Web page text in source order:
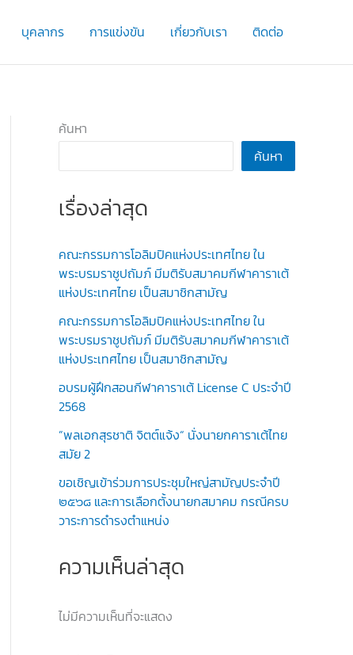
บุคลากร การแข่งขัน เกี่ยวกับเรา ติดต่อ
ค้นหา
ค้นหา
เรื่องล่าสุด
คณะกรรมการโอลิมปิคแห่งประเทศไทย ใน
พระบรมราชูปถัมภ์ มีมติรับสมาคมกีฬาคาราเต้
แห่งประเทศไทย เป็นสมาชิกสามัญ
คณะกรรมการโอลิมปิคแห่งประเทศไทย ใน
พระบรมราชูปถัมภ์ มีมติรับสมาคมกีฬาคาราเต้
แห่งประเทศไทย เป็นสมาชิกสามัญ
อบรมผู้ฝึกสอนกีฬาคาราเต้ License C ประจำปี
2568
”พลเอกสุรชาติ จิตต์แจ้ง“ นั่งนายกคาราเต้ไทย
สมัย 2
ขอเชิญเข้าร่วมการประชุมใหญ่สามัญประจำปี
๒๕๖๘ และการเลือกตั้งนายกสมาคม กรณีครบ
วาระการดำรงตำแหน่ง
ความเห็นล่าสุด
ไม่มีความเห็นที่จะแสดง